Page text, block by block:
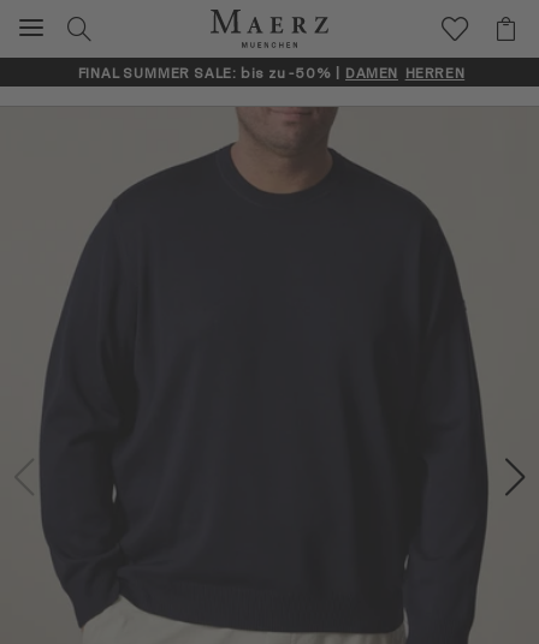
FINAL SUMMER SALE: bis zu -50% | DAMEN HERREN
Artikelbilder überspringen